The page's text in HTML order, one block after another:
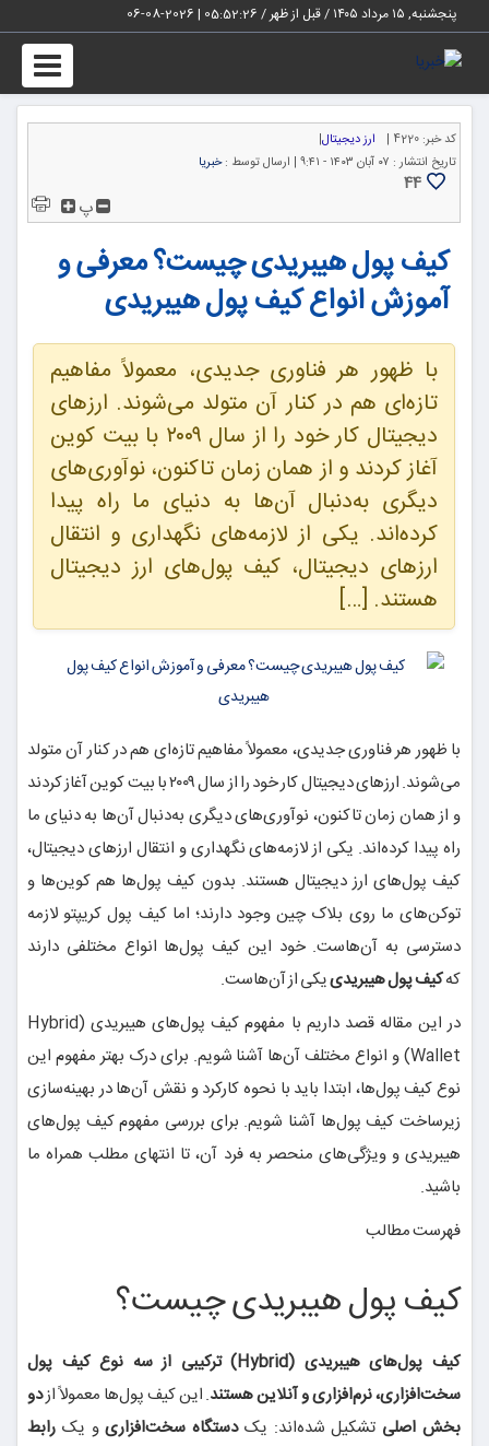
پنجشنبه, ۱۵ مرداد ۱۴۰۵ / قبل از ظهر / 05:52:27
|
2026-08-06
کد خبر: 4220 | ارز دیجیتال|
تاریخ انتشار : ۰۷ آبان ۱۴۰۳ - ۹:۴۱ | ارسال توسط :خبریا
44
پ
کیف پول هیبریدی چیست؟ معرفی و
آموزش انواع کیف پول هیبریدی
با ظهور هر فناوری جدیدی، معمولاً مفاهیم
تازه‌ای هم در کنار آن متولد می‌شوند. ارزهای
دیجیتال کار خود را از سال ۲۰۰۹ با بیت کوین
آغاز کردند و از همان زمان تاکنون، نوآوری‌های
دیگری به‌دنبال آن‌ها به دنیای ما راه پیدا
کرده‌اند. یکی از لازمه‌های نگهداری و انتقال
ارزهای دیجیتال، کیف پول‌های ارز دیجیتال
هستند. […]
با ظهور هر فناوری جدیدی، معمولاً مفاهیم تازه‌ای هم در کنار آن متولد
می‌شوند. ارزهای دیجیتال کار خود را از سال ۲۰۰۹ با بیت کوین آغاز کردند
و از همان زمان تاکنون، نوآوری‌های دیگری به‌دنبال آن‌ها به دنیای ما
راه پیدا کرده‌اند. یکی از لازمه‌های نگهداری و انتقال ارزهای دیجیتال،
کیف پول‌های ارز دیجیتال هستند. بدون کیف پول‌ها هم کوین‌ها و
توکن‌های ما روی بلاک چین وجود دارند؛ اما کیف پول کریپتو لازمه
دسترسی به آن‌هاست. خود این کیف پول‌ها انواع مختلفی دارند
کهکیف پول هیبریدییکی از آن‌هاست.
در این مقاله قصد داریم با مفهوم کیف پول‌های هیبریدی (Hybrid
Wallet) و انواع مختلف آن‌‌ها آشنا شویم. برای درک بهتر مفهوم این
نوع کیف پول‌ها، ابتدا باید با نحوه کارکرد و نقش آن‌ها در بهینه‌سازی
زیرساخت کیف پول‌ها آشنا شویم. برای بررسی مفهوم کیف پول‌های
هیبریدی و ویژگی‌های منحصر به فرد آن، تا انتهای مطلب همراه ما
باشید.
فهرست مطالب
کیف پول هیبریدی چیست؟
کیف پول‌های هیبریدی (Hybrid) ترکیبی از سه نوع کیف پول
سخت‌افزاری، نرم‌افزاری و آنلاین هستند. این کیف پول‌ها معمولاً ازدو
بخش اصلی تشکیل شده‌اند: یکدستگاه سخت‌افزاریو یک رابط